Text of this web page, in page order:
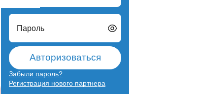
Пароль
Авторизоваться
Забыли пароль?
Регистрация нового партнера